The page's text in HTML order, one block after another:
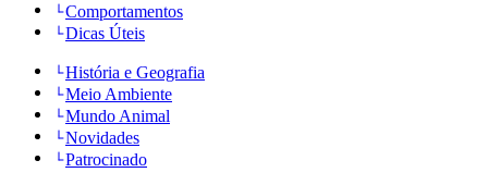
Comportamentos
Dicas Úteis
História e Geografia
Meio Ambiente
Mundo Animal
Novidades
Patrocinado